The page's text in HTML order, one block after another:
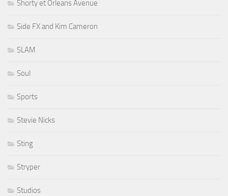
Shorty et Orleans Avenue
Side FX and Kim Cameron
SLAM
Soul
Sports
Stevie Nicks
Sting
Stryper
Studios